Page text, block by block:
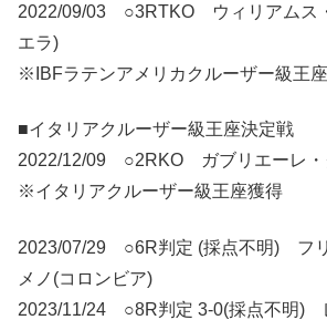
2022/09/03 ○3RTKO ウィリアムス
エラ)
※IBFラテンアメリカクルーザー級王
■イタリアクルーザー級王座決定戦
2022/12/09 ○2RKO ガブリエーレ・
※イタリアクルーザー級王座獲得
2023/07/29 ○6R判定 (採点不明) フ
メノ(コロンビア)
2023/11/24 ○8R判定 3-0(採点不明)